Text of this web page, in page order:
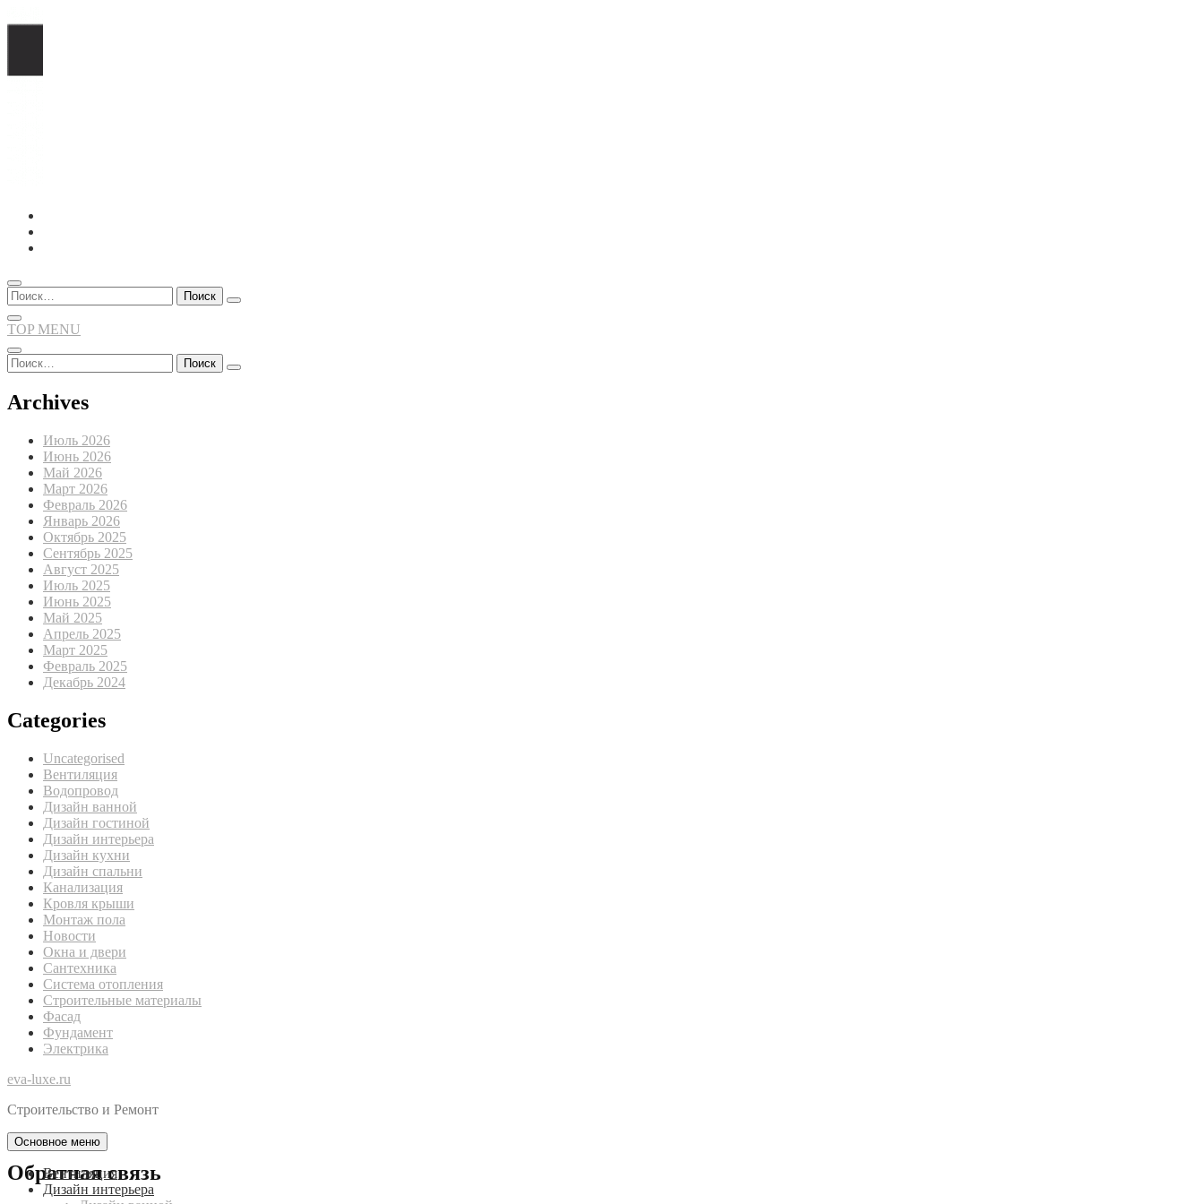
Перейти
содержимому
Найти:
TOP MENU
Найти:
Archives
Июль 2026
Июнь 2026
Май 2026
Март 2026
Февраль 2026
Январь 2026
Октябрь 2025
Сентябрь 2025
Август 2025
Июль 2025
Июнь 2025
Май 2025
Апрель 2025
Март 2025
Февраль 2025
Декабрь 2024
Categories
Uncategorised
Вентиляция
Водопровод
Дизайн ванной
Дизайн гостиной
Дизайн интерьера
Дизайн кухни
Дизайн спальни
Канализация
Кровля крыши
Монтаж пола
Новости
Окна и двери
Сантехника
Система отопления
Строительные материалы
Фасад
Фундамент
Электрика
eva-luxe.ru
Строительство и Ремонт
Основное меню
Вентиляция
Дизайн интерьера
Обратная связь